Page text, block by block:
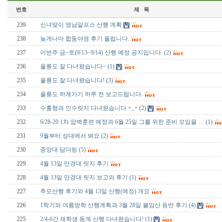
번호 제 목
239
신녀맞이 영남알프스 산행 계획
238
늦게나마 합동야영 후기 올립니다.
237
이번주 금~토(9/13~9/14) 산행 예정 공지입니다. (2)
236
울릉도 잘 다녀왔습니다~ (1)
235
울릉도 잘 다녀왔습니다! (3)
234
울릉도 하계가기 하루 전 보고드립니다.
233
수홍형과 인수릿지 다녀왔습니다 +_+ (2)
232
6/28-20 1차 암벽훈련 예정과 6월 25일 그를 위한 준비 모임을 … (1)
231
9월부터 성대에서 봐요 (2)
230
중앙대 담더링 (5)
229
4월 13일 만경대 릿지 후기
228
4월 13일 만경대 릿지 보고와 후기 (1)
227
추모산행 후기와 4월 13일 산행(예정) 개요
226
1학기와 여름방학 산행계획과 3월 28일 불암산 등반 후기 (4)
225
2/4-6간 재학생 동계 산행 다녀왔습니다! (1)